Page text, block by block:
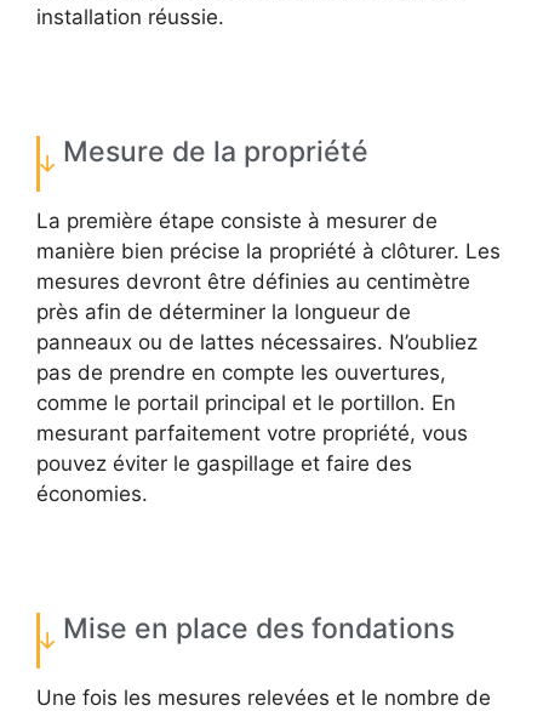
installation réussie.
Mesure de la propriété
La première étape consiste à mesurer de
manière bien précise la propriété à clôturer. Les
mesures devront être définies au centimètre
près afin de déterminer la longueur de
panneaux ou de lattes nécessaires. N’oubliez
pas de prendre en compte les ouvertures,
comme le portail principal et le portillon. En
mesurant parfaitement votre propriété, vous
pouvez éviter le gaspillage et faire des
économies.
Mise en place des fondations
Une fois les mesures relevées et le nombre de